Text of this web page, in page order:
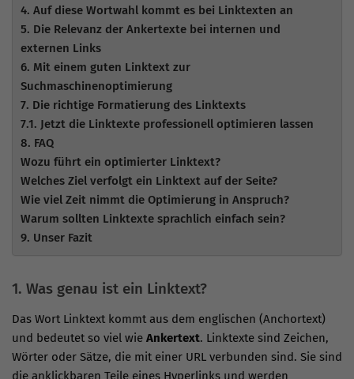
4. Auf diese Wortwahl kommt es bei Linktexten an
5. Die Relevanz der Ankertexte bei internen und
externen Links
6. Mit einem guten Linktext zur
Suchmaschinenoptimierung
7. Die richtige Formatierung des Linktexts
7.1. Jetzt die Linktexte professionell optimieren lassen
8. FAQ
Wozu führt ein optimierter Linktext?
Welches Ziel verfolgt ein Linktext auf der Seite?
Wie viel Zeit nimmt die Optimierung in Anspruch?
Warum sollten Linktexte sprachlich einfach sein?
9. Unser Fazit
1. Was genau ist ein Linktext?
Das Wort Linktext kommt aus dem englischen (Anchortext)
und bedeutet so viel wie Ankertext. Linktexte sind Zeichen,
Wörter oder Sätze, die mit einer URL verbunden sind. Sie sind
die anklickbaren Teile eines Hyperlinks und werden